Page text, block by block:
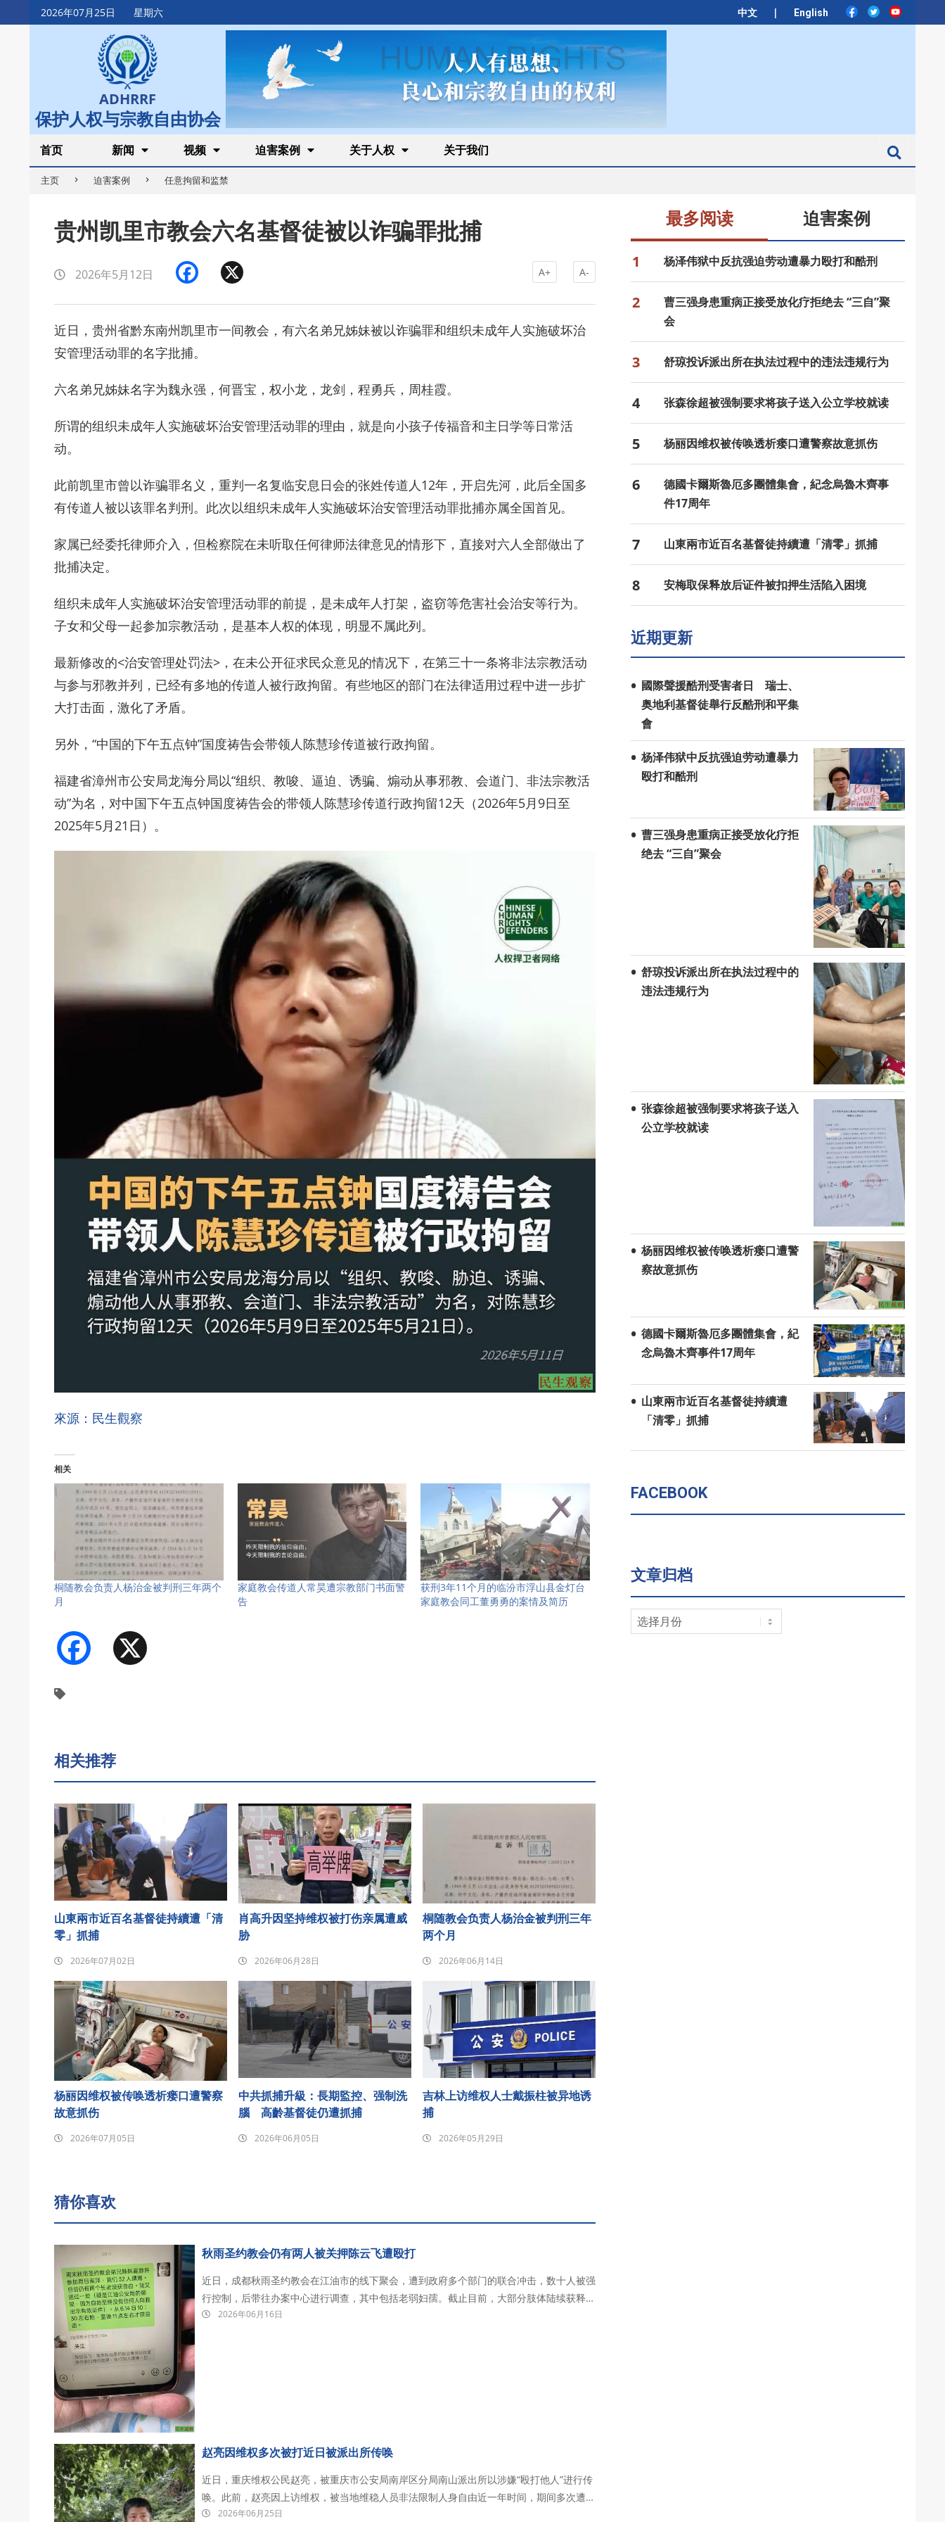
2026年07月25日 星期六 中文 | English
Skip
to
ADHRRF
保护人权与宗教自由协会
Secondary
Navigation
Menu
首页 新闻 视频 迫害案例 关于人权 关于我们
主页 迫害案例 任意拘留和监禁
贵州凯里市教会六名基督徒被以诈骗罪批捕
2026年5月12日 Facebook A+ A-
近日，贵州省黔东南州凯里市一间教会，有六名弟兄姊妹被以诈骗罪和组织未成年人实施破坏治
安管理活动罪的名字批捕。
六名弟兄姊妹名字为魏永强，何晋宝，权小龙，龙剑，程勇兵，周桂霞。
所谓的组织未成年人实施破坏治安管理活动罪的理由，就是向小孩子传福音和主日学等日常活
动。
此前凯里市曾以诈骗罪名义，重判一名复临安息日会的张姓传道人12年，开启先河，此后全国多
有传道人被以该罪名判刑。此次以组织未成年人实施破坏治安管理活动罪批捕亦属全国首见。
家属已经委托律师介入，但检察院在未听取任何律师法律意见的情形下，直接对六人全部做出了
批捕决定。
组织未成年人实施破坏治安管理活动罪的前提，是未成年人打架，盗窃等危害社会治安等行为。
子女和父母一起参加宗教活动，是基本人权的体现，明显不属此列。
最新修改的<治安管理处罚法>，在未公开征求民众意见的情况下，在第三十一条将非法宗教活动
与参与邪教并列，已经有多地的传道人被行政拘留。有些地区的部门在法律适用过程中进一步扩
大打击面，激化了矛盾。
另外，“中国的下午五点钟”国度祷告会带领人陈慧珍传道被行政拘留。
福建省漳州市公安局龙海分局以“组织、教唆、逼迫、诱骗、煽动从事邪教、会道门、非法宗教活
动”为名，对中国下午五点钟国度祷告会的带领人陈慧珍传道行政拘留12天（2026年5月9日至
2025年5月21日）。
來源：民生觀察
相关
桐随教会负责人杨治金被判刑三年两个
月
家庭教会传道人常昊遭宗教部门书面警
告
获刑3年11个月的临汾市浮山县金灯台
家庭教会同工董勇勇的案情及简历
Facebook
相关推荐
山東兩市近百名基督徒持續遭「清
零」抓捕
2026年07月02日
肖高升因坚持维权被打伤亲属遭威
胁
2026年06月28日
桐随教会负责人杨治金被判刑三年
两个月
2026年06月14日
杨丽因维权被传唤透析瘘口遭警察
故意抓伤
2026年07月05日
中共抓捕升級：長期監控、强制洗
腦 高齡基督徒仍遭抓捕
2026年06月05日
吉林上访维权人士戴振柱被异地诱
捕
2026年05月29日
猜你喜欢
秋雨圣约教会仍有两人被关押陈云飞遭殴打
近日，成都秋雨圣约教会在江油市的线下聚会，遭到政府多个部门的联合冲击，数十人被强
行控制，后带往办案中心进行调查，其中包括老弱妇孺。截止目前，大部分肢体陆续获释回
家，除晏鸿长老和吴五清长老外。其中，陈云飞弟兄在被关押期间遭到殴打和虐待。 2026
2026年06月16日
赵亮因维权多次被打近日被派出所传唤
近日，重庆维权公民赵亮，被重庆市公安局南岸区分局南山派出所以涉嫌“殴打他人”进行传
唤。此前，赵亮因上访维权，被当地维稳人员非法限制人身自由近一年时间，期间多次遭到
殴打。 据传唤证显示，赵亮因你涉嫌殴打他人，根据《中华人民共和国治安管理处罚法》2026年06月25日
最多阅读 迫害案例
1 杨泽伟狱中反抗强迫劳动遭暴力殴打和酷刑
2
曹三强身患重病正接受放化疗拒绝去 “三自”聚
会
3 舒琼投诉派出所在执法过程中的违法违规行为
4 张森徐超被强制要求将孩子送入公立学校就读
5 杨丽因维权被传唤透析瘘口遭警察故意抓伤
6
德國卡爾斯魯厄多團體集會，紀念烏魯木齊事
件17周年
7 山東兩市近百名基督徒持續遭「清零」抓捕
8 安梅取保释放后证件被扣押生活陷入困境
近期更新
國際聲援酷刑受害者日 瑞士、
奥地利基督徒舉行反酷刑和平集
會
杨泽伟狱中反抗强迫劳动遭暴力
殴打和酷刑
曹三强身患重病正接受放化疗拒
绝去 “三自”聚会
舒琼投诉派出所在执法过程中的
违法违规行为
张森徐超被强制要求将孩子送入
公立学校就读
杨丽因维权被传唤透析瘘口遭警
察故意抓伤
德國卡爾斯魯厄多團體集會，紀
念烏魯木齊事件17周年
山東兩市近百名基督徒持續遭
「清零」抓捕
FACEBOOK
文章归档
文
章